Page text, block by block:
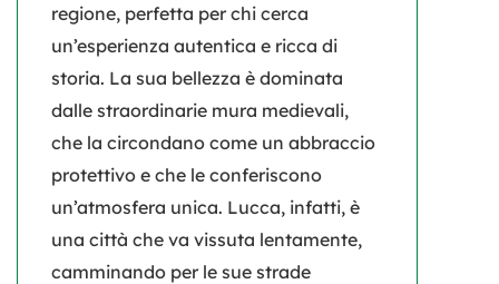
regione, perfetta per chi cerca
un’esperienza autentica e ricca di
storia. La sua bellezza è dominata
dalle straordinarie mura medievali,
che la circondano come un abbraccio
protettivo e che le conferiscono
un’atmosfera unica. Lucca, infatti, è
una città che va vissuta lentamente,
camminando per le sue strade